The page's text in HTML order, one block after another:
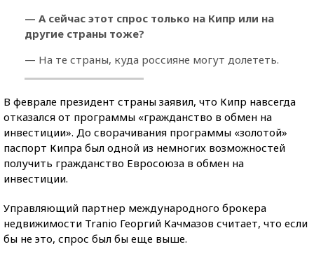
— А сейчас этот спрос только на Кипр или на
другие страны тоже?
— На те страны, куда россияне могут долететь.
В феврале президент страны заявил, что Кипр навсегда
отказался от программы «гражданство в обмен на
инвестиции». До сворачивания программы «золотой»
паспорт Кипра был одной из немногих возможностей
получить гражданство Евросоюза в обмен на
инвестиции.
Управляющий партнер международного брокера
недвижимости Tranio Георгий Качмазов считает, что если
бы не это, спрос был бы еще выше.